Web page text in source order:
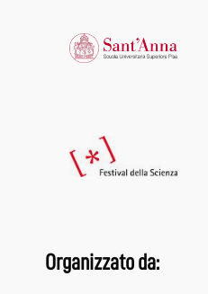
Organizzato da: